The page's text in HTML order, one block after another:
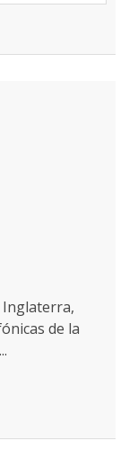
Inglaterra,
de la